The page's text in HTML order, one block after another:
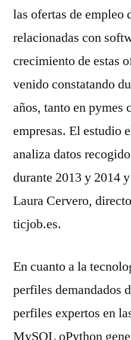
las ofertas de empleo
relacionadas con
crecimiento de estas
venido constatando
años, tanto en pymes
empresas. El estudio
analiza datos
durante 2013 y 2014
Laura Cervero,
ticjob.es.
En cuanto a la
perfiles demandados
perfiles expertos en
MySQLoPython